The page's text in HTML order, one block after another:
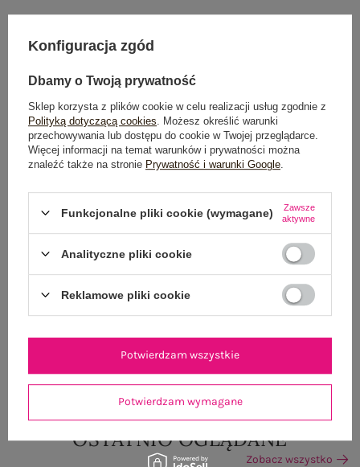
Dostawaod 7,99 zł
Do darmowej dostawy brakuje 200,00 zł
Wysyłka jutro
100 dni na zwrot
OPIS PRODUKTU
GŁÓWNE PARAMETRY
OPINIE O PRODUKCIE (1)
ZWROTY I REKLAMACJE
OSTATNIO OGLĄDANE
Zobacz wszystko
Konfiguracja zgód
Dbamy o Twoją prywatność
Sklep korzysta z plików cookie w celu realizacji usług zgodnie z
Polityką dotyczącą cookies . Możesz określić warunki
przechowywania lub dostępu do cookie w Twojej przeglądarce.
Więcej informacji na temat warunków i prywatności można
znaleźć także na stronie Prywatność i warunki Google
Funkcjonalne pliki cookie (wymagane) Zawsze
aktywne
Analityczne pliki cookie
Reklamowe pliki cookie
Potwierdzam wymagane
Potwierdzam wszystkie